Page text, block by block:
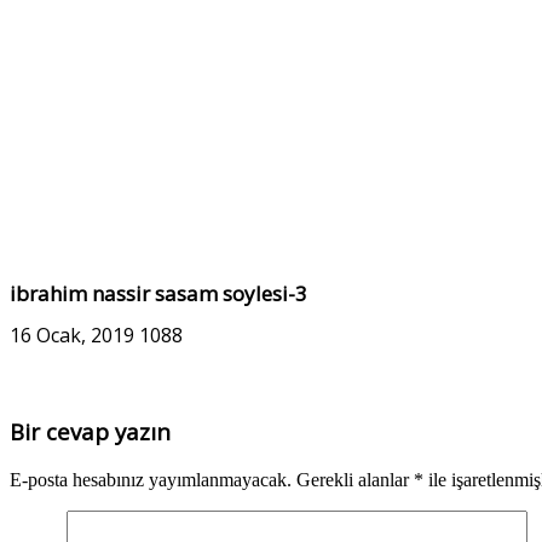
ibrahim nassir sasam soylesi-3
16 Ocak, 2019 1088
Bir cevap yazın
E-posta hesabınız yayımlanmayacak. Gerekli alanlar * ile